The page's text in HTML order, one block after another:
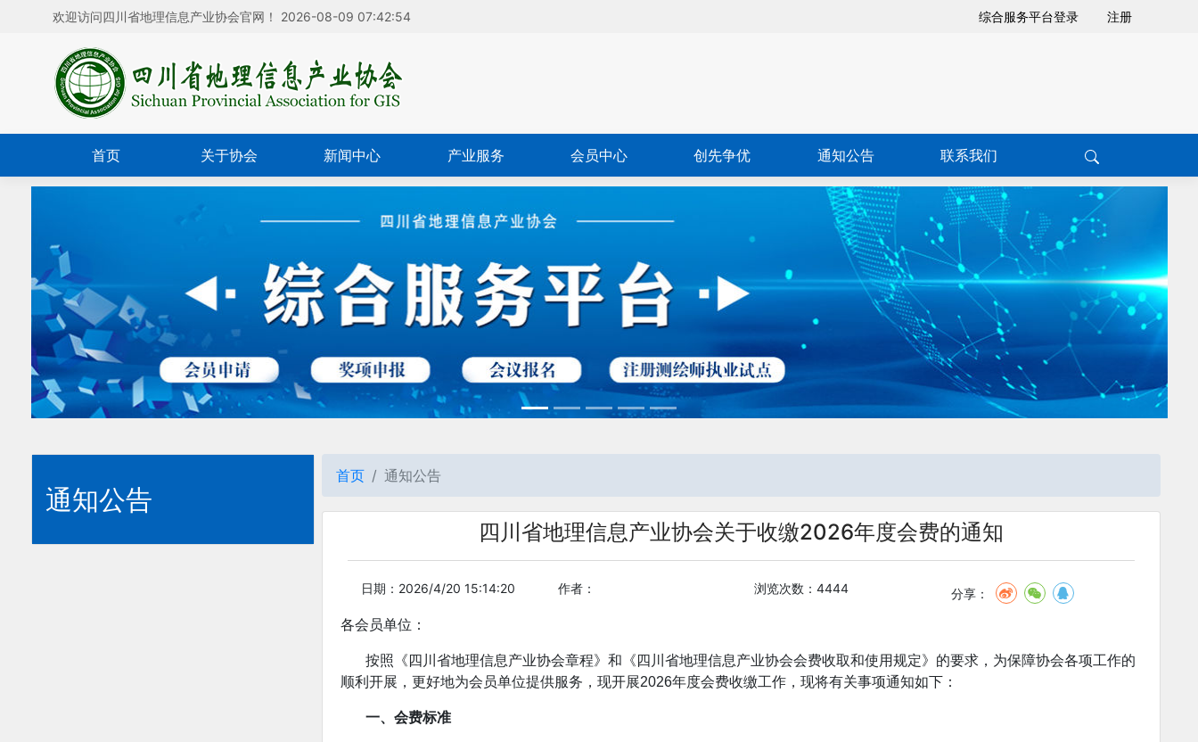
欢迎访问四川省地理信息产业协会官网！ 2026-08-09 07:42:55 综合服务平台登录 注册
首页 关于协会 新闻中心 产业服务 会员中心 创先争优 通知公告 联系我们
通知公告
首页 通知公告
四川省地理信息产业协会关于收缴2026年度会费的通知
日期：2026/4/20 15:14:20 作者： 浏览次数：4444 分享：
各会员单位：
按照《四川省地理信息产业协会章程》和《四川省地理信息产业协会会费收取和使用规定》的要求，为保障协会各项工作的
顺利开展，更好地为会员单位提供服务，现开展2026年度会费收缴工作，现将有关事项通知如下：
一、会费标准